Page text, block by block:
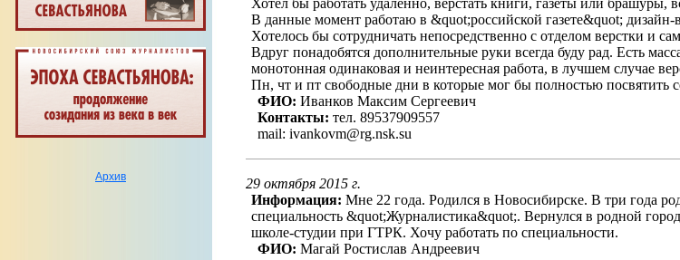
Архив
Хотел бы работать удаленно, верстать книги, газеты или брашуры,
В данные момент работаю в &quot;российской газете&quot; дизайн-
Хотелось бы сотрудничать непосредственно с отделом верстки и
Вдруг понадобятся дополнительные руки всегда буду рад. Есть
монотонная одинаковая и неинтересная работа, в лучшем случае
Пн, чт и пт свободные дни в которые мог бы полностью посвятить
ФИО: Иванков Максим Сергеевич
Контакты: тел. 89537909557
mail: ivankovm@rg.nsk.su
29 октября 2015 г.
Информация: Мне 22 года. Родился в Новосибирске. В три года
специальность &quot;Журналистика&quot;. Вернулся в родной
школе-студии при ГТРК. Хочу работать по специальности.
ФИО: Магай Ростислав Андреевич